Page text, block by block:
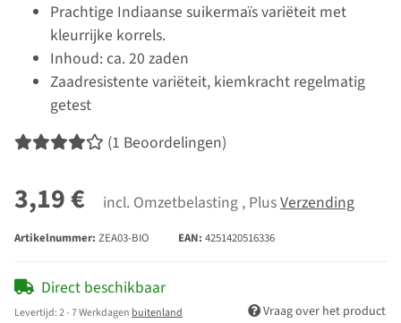
Prachtige Indiaanse suikermaïs variëteit met
kleurrijke korrels.
Inhoud: ca. 20 zaden
Zaadresistente variëteit, kiemkracht regelmatig
getest
(1 Beoordelingen)
3,19 € incl. Omzetbelasting , PlusVerzending
Artikelnummer: ZEA03-BIO EAN: 4251420516336
Direct beschikbaar
Levertijd:2 - 7 Werkdagen buitenland Vraag over het product